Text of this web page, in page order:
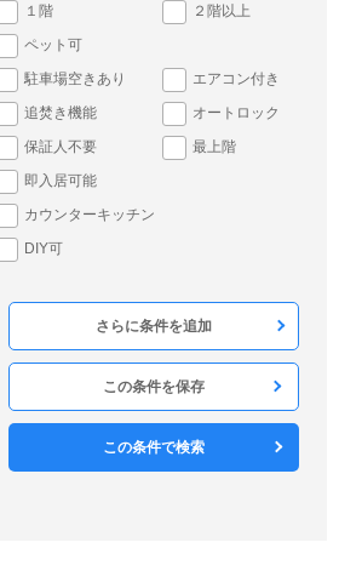
１階
２階以上
ペット可
駐車場空きあり
エアコン付き
追焚き機能
オートロック
保証人不要
最上階
即入居可能
カウンターキッチン
DIY可
木造
軽量鉄骨 鉄骨造
RC
方角
東 南東
南西
西 北西
この条件を保存
この条件で検索